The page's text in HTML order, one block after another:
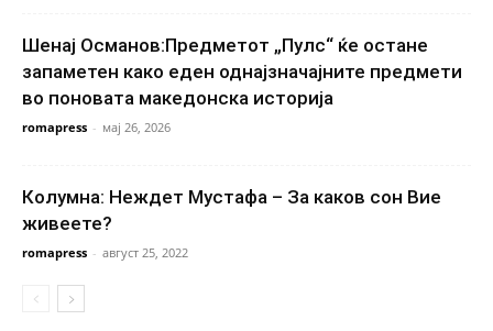
Шенај Османов:Предметот „Пулс“ ќе остане
запаметен како еден однајзначајните предмети
во поновата македонска историја
romapress - мај 26, 2026
Колумна: Неждет Мустафа – За каков сон Вие
живеете?
romapress - август 25, 2022